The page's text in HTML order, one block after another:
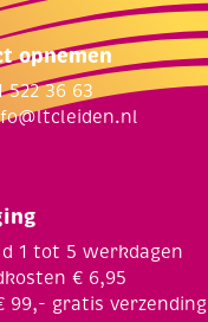
opnemen
522 36 63
1 tot 5 werkdagen
€ 6,95
99,- gratis verzending